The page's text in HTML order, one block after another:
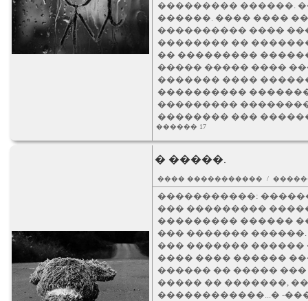
��������� ������.
������. ���� ����
���������� ����
�������� ��
�� ���������
����� ����� ����
������� ����
����������
���������
�������� ���
������ 17
� �����.
���� ����������� /
�����������:
��� ���������
��������� ������
��� �������
��� ������� ������
���� ���� ������
������ �� �����
����� �� �������,
������������...� -